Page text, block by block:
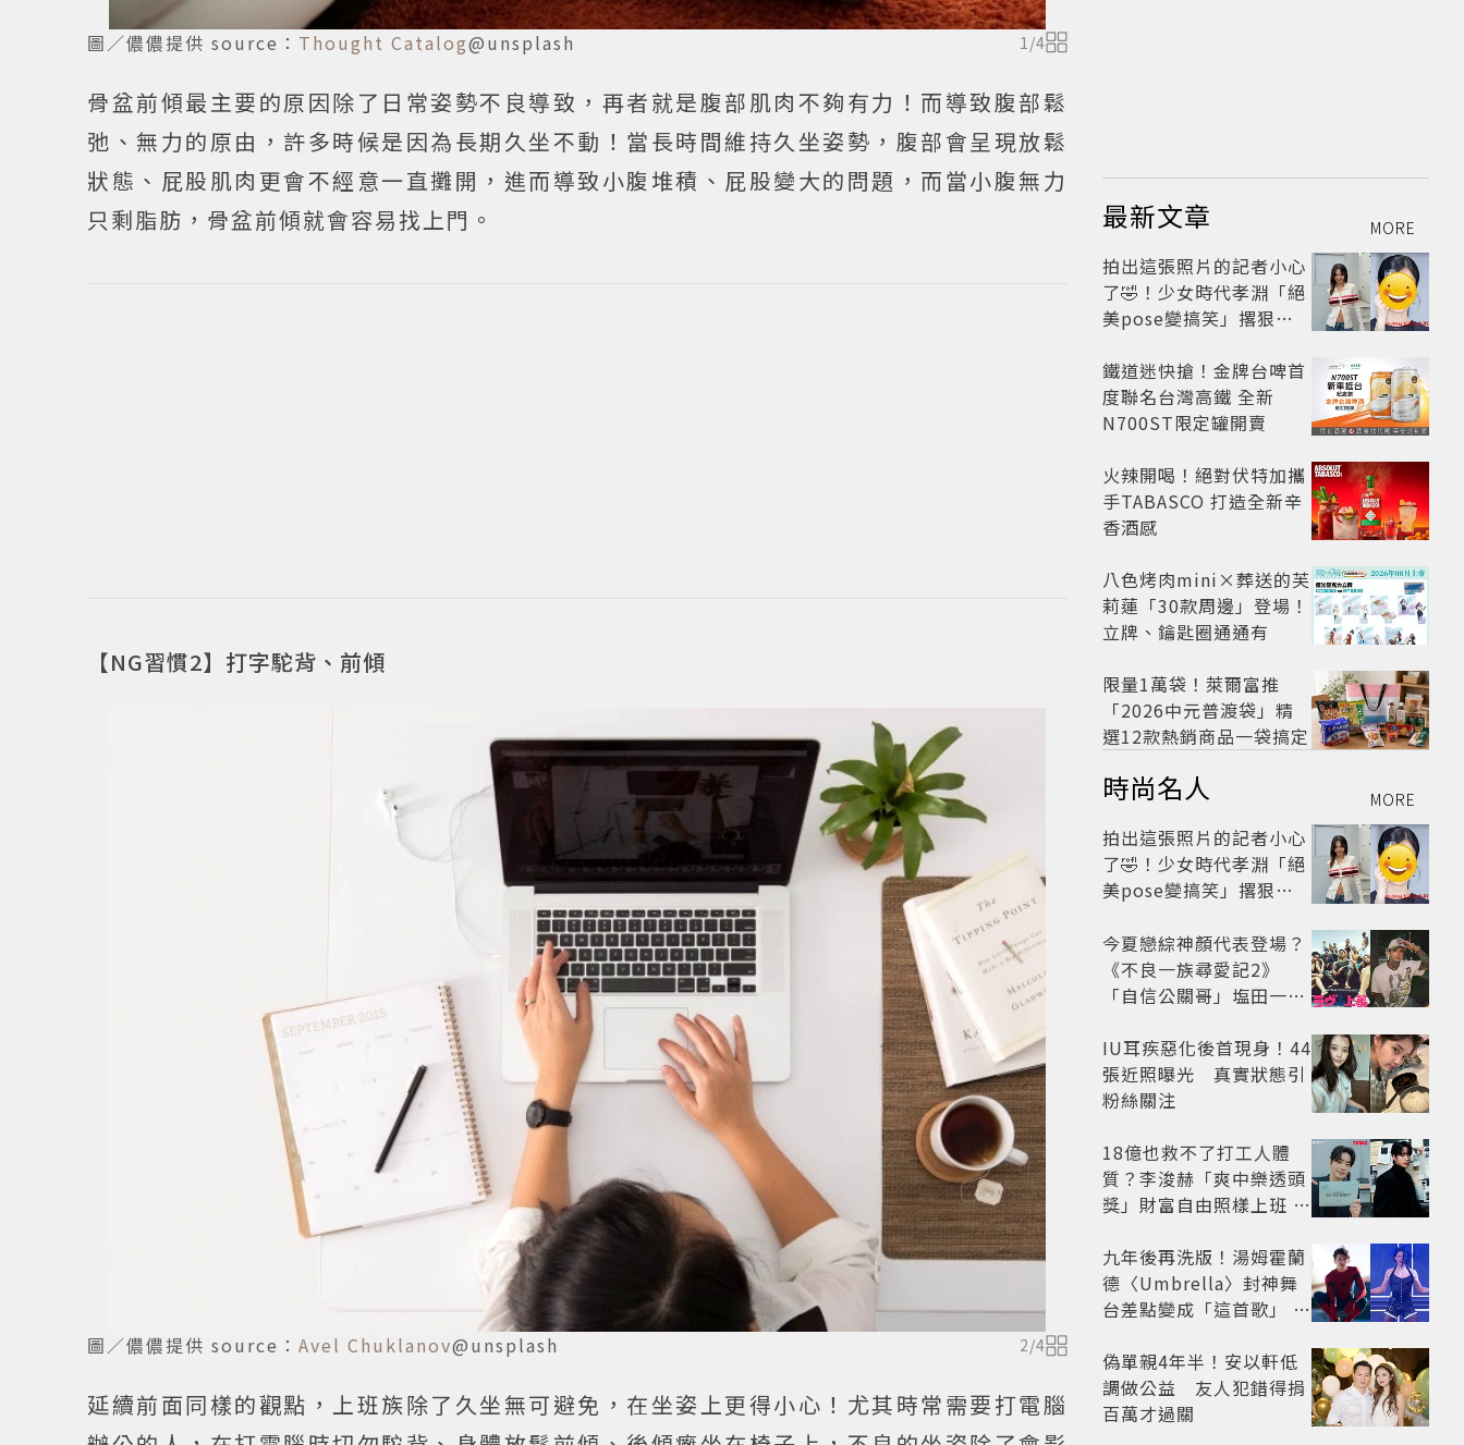
圖／儂儂提供 source： Thought Catalog@unsplash 1 /4
骨盆前傾最主要的原因除了日常姿勢不良導致，再者就是腹部肌肉不夠有力！而導致腹部鬆
弛、無力的原由，許多時候是因為長期久坐不動！當長時間維持久坐姿勢，腹部會呈現放鬆
狀態、屁股肌肉更會不經意一直攤開，進而導致小腹堆積、屁股變大的問題，而當小腹無力
只剩脂肪，骨盆前傾就會容易找上門。
【NG習慣2】打字駝背、前傾
圖／儂儂提供 source： Avel Chuklanov@unsplash 2/4
延續前面同樣的觀點，上班族除了久坐無可避免，在坐姿上更得小心！尤其時常需要打電腦
最新文章 MORE
拍出這張照片的記者小心
了🤣！少女時代孝淵「絕
美pose變搞笑」撂狠
鐵道迷快搶！金牌台啤首
度聯名台灣高鐵 全新
N700ST限定罐開賣
火辣開喝！絕對伏特加攜
手TABASCO 打造全新辛
香酒感
八色烤肉mini×葬送的芙
莉蓮「30款周邊」登場！
立牌、鑰匙圈通通有
限量1萬袋！萊爾富推
「2026中元普渡袋」精
選12款熱銷商品一袋搞定
時尚名人 MORE
拍出這張照片的記者小心
了🤣！少女時代孝淵「絕
美pose變搞笑」撂狠
今夏戀綜神顏代表登場？
《不良一族尋愛記2》
「自信公關哥」塩田一馬
老闆
IU耳疾惡化後首現身！44
張近照曝光 真實狀態引
粉絲關注
18億也救不了打工人體
質？李浚赫「爽中樂透頭
獎」財富自由照樣上班 西
九年後再洗版！湯姆霍蘭
德〈Umbrella〉封神舞
台差點變成「這首歌」 造
開
偽單親4年半！安以軒低
調做公益 友人犯錯得捐
百萬才過關